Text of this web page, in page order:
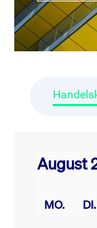
August
MO. DI.